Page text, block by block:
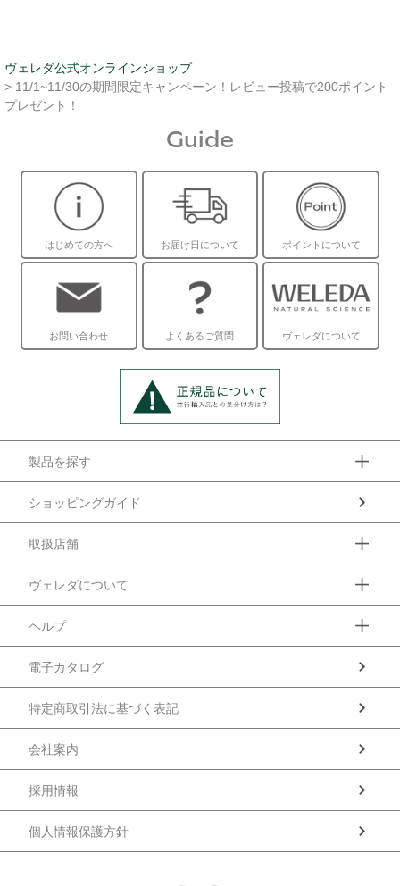
ヴェレダ公式オンラインショップ
> 11/1~11/30の期間限定キャンペーン！レビュー投稿で200ポイント
プレゼント！
Guide
はじめての方へ お届け日について ポイントについて
お問い合わせ よくあるご質問 ヴェレダについて
製品を探す
ショッピングガイド
取扱店舗
ヴェレダについて
ヘルプ
電子カタログ
特定商取引法に基づく表記
会社案内
採用情報
個人情報保護方針